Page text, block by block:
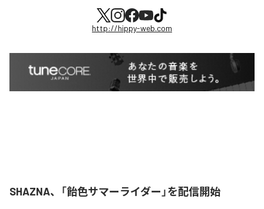
http://hippy-web.com
SHAZNA、「飴色サマーライダー」を配信開始